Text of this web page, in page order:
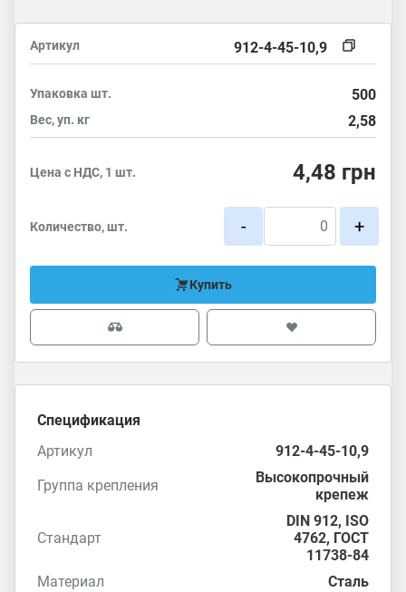
Артикул 912-4-45-10,9
Упаковка шт. 500
Вес, уп. кг 2,58
Цена с НДС, 1 шт. 4,48 грн
Количество, шт. - +
Купить
Спецификация
Артикул
912-4-45-10,9
Группа крепления
Высокопрочный
крепеж
Стандарт
DIN 912, ISO
4762, ГОСТ
11738-84
Материал
Сталь